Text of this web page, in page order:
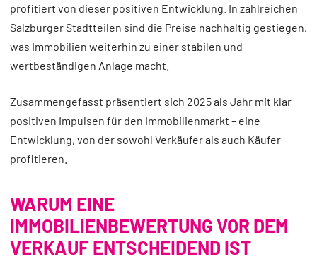
profitiert von dieser positiven Entwicklung. In zahlreichen
Salzburger Stadtteilen sind die Preise nachhaltig gestiegen,
was Immobilien weiterhin zu einer stabilen und
wertbeständigen Anlage macht.
Zusammengefasst präsentiert sich 2025 als Jahr mit klar
positiven Impulsen für den Immobilienmarkt – eine
Entwicklung, von der sowohl Verkäufer als auch Käufer
profitieren.
WARUM EINE
IMMOBILIENBEWERTUNG VOR DEM
VERKAUF ENTSCHEIDEND IST